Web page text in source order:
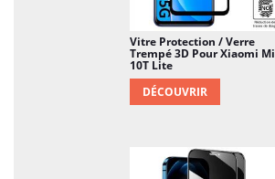
Vitre Protection / Verre
Trempé 3D Pour Xiaomi Mi
10T Lite
DÉCOUVRIR